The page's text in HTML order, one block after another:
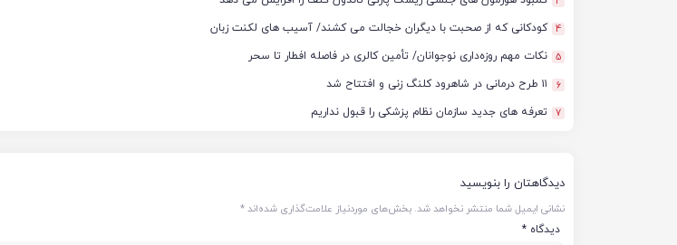
4 کودکانی که از صحبت با دیگران خجالت می کشند/ آسیب های لکنت زبان
5 نکات مهم روزه‌داری نوجوانان/ تأمین کالری در فاصله افطار تا سحر
6 ۱۱ طرح درمانی در شاهرود کلنگ زنی و افتتاح شد
7 تعرفه های جدید سازمان نظام پزشکی را قبول نداریم
دیدگاهتان را بنویسید
نشانی ایمیل شما منتشر نخواهد شد. بخش‌های موردنیاز علامت‌گذاری شده‌اند*
دیدگاه *